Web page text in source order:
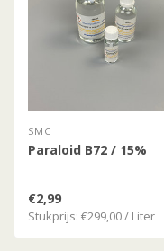
SMC
Paraloid B72 / 15%
€2,99
Stukprijs: €299,00 / Liter